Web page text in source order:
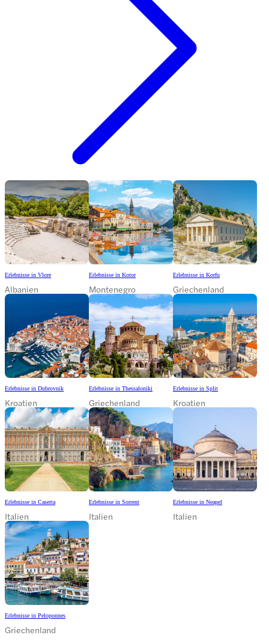
Erlebnisse in Vlore
Albanien
Erlebnisse in Kotor
Montenegro
Erlebnisse in Korfu
Griechenland
Erlebnisse in Dubrovnik
Kroatien
Erlebnisse in Thessaloniki
Griechenland
Erlebnisse in Split
Kroatien
Erlebnisse in Caserta
Italien
Erlebnisse in Sorrent
Italien
Erlebnisse in Neapel
Italien
Erlebnisse in Peloponnes
Griechenland